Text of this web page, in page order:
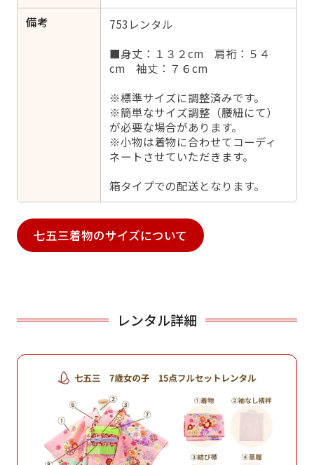
備考
753レンタル
■身丈：１３２cm 肩裄：５４
cm 袖丈：７６cm
※標準サイズに調整済みです。
※簡単なサイズ調整（腰紐にて）
が必要な場合があります。
※小物は着物に合わせてコーディ
ネートさせていただきます。
箱タイプでの配送となります。
七五三着物のサイズについて
レンタル詳細